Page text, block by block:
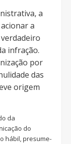
a
a
infração.
por
das
origem
da
do
hábil, presume-